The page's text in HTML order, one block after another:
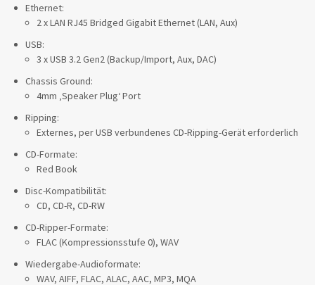
Ethernet:
2 x LAN RJ45 Bridged Gigabit Ethernet (LAN, Aux)
USB:
3 x USB 3.2 Gen2 (Backup/Import, Aux, DAC)
Chassis Ground:
4mm ‚Speaker Plug‘ Port
Ripping:
Externes, per USB verbundenes CD-Ripping-Gerät erforderlich
CD-Formate:
Red Book
Disc-Kompatibilität:
CD, CD-R, CD-RW
CD-Ripper-Formate:
FLAC (Kompressionsstufe 0), WAV
Wiedergabe-Audioformate:
WAV, AIFF, FLAC, ALAC, AAC, MP3, MQA